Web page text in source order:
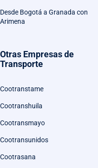
Desde Bogotá a Granada con
Arimena
Otras Empresas de
Transporte
Cootranstame
Cootranshuila
Cootransmayo
Cootransunidos
Cootrasana